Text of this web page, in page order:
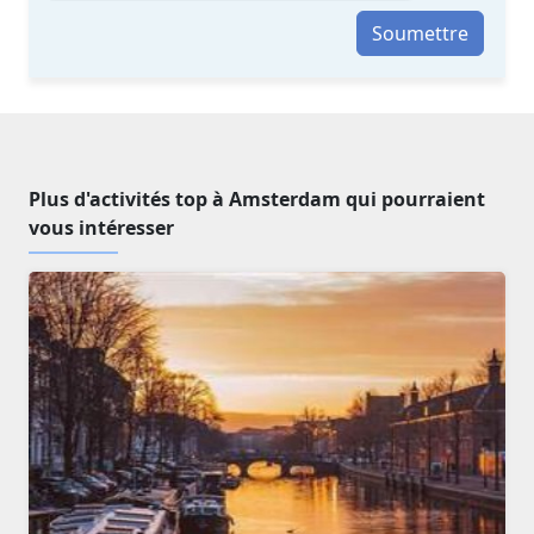
Soumettre
Plus d'activités top à Amsterdam qui pourraient
vous intéresser